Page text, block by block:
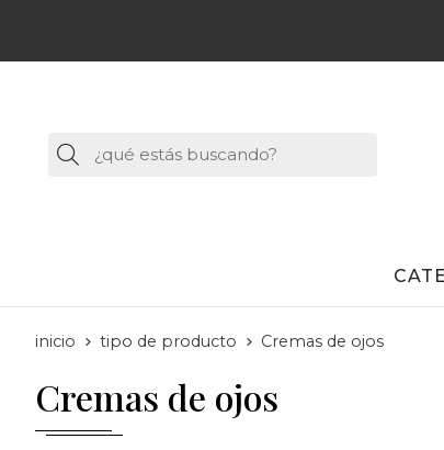
Buscar
inicio tipo de producto Cremas de ojos
Cremas de ojos